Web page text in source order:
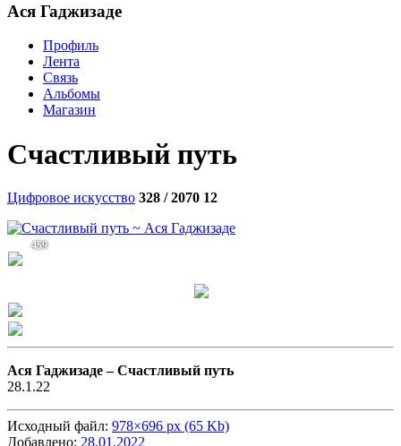
Aся Гаджизаде
Профиль
Лента
Связь
Альбомы
Магазин
Счастливый путь
Цифровое искусство 328 / 2070 12
459
Aся Гаджизаде –Счастливый путь
28.1.22
Исходный файл: 978×696 px (65 Kb)
Добавлено: 28.01.2022